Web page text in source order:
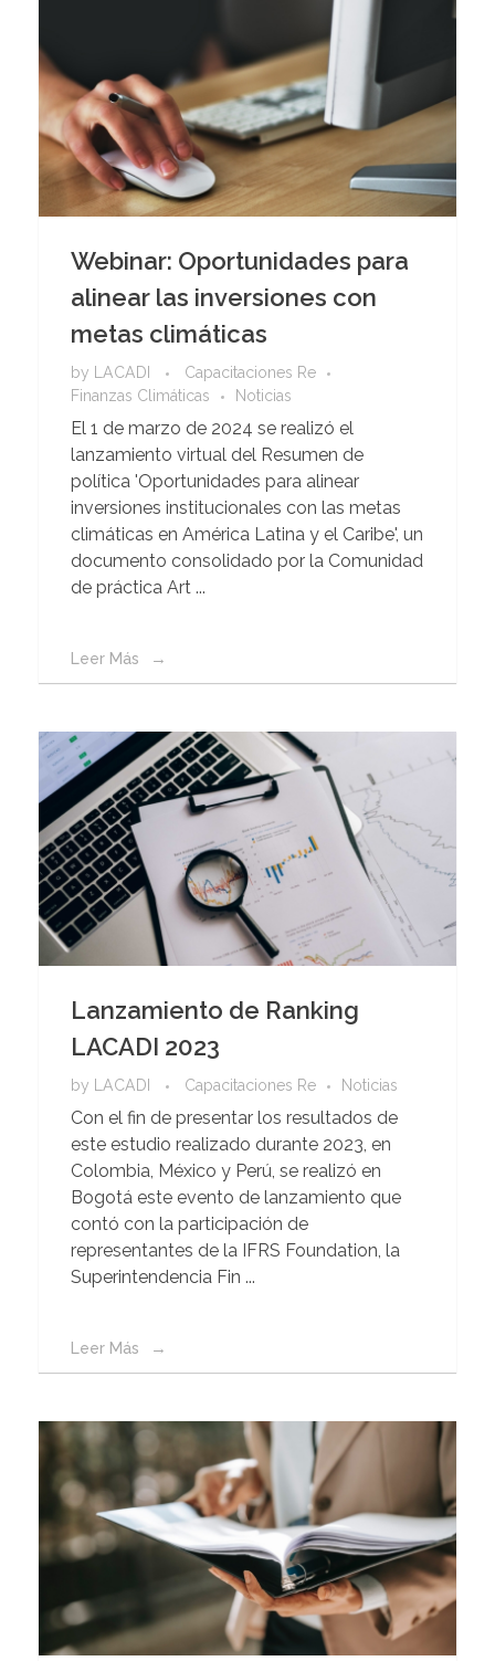
Webinar: Oportunidades para
alinear las inversiones con
metas climáticas
by LACADI
Capacitaciones Re
Finanzas Climáticas
Noticias
El 1 de marzo de 2024 se realizó el
lanzamiento virtual del Resumen de
política 'Oportunidades para alinear
inversiones institucionales con las metas
climáticas en América Latina y el Caribe', un
documento consolidado por la Comunidad
de práctica Art ...
Leer Más
Lanzamiento de Ranking
LACADI 2023
by LACADI Capacitaciones Re Noticias
Con el fin de presentar los resultados de
este estudio realizado durante 2023, en
Colombia, México y Perú, se realizó en
Bogotá este evento de lanzamiento que
contó con la participación de
representantes de la IFRS Foundation, la
Superintendencia Fin ...
Leer Más